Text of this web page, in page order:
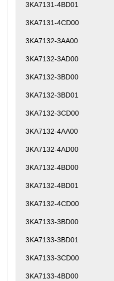
3KA7131-4BD01
3KA7131-4CD00
3KA7132-3AA00
3KA7132-3AD00
3KA7132-3BD00
3KA7132-3BD01
3KA7132-3CD00
3KA7132-4AA00
3KA7132-4AD00
3KA7132-4BD00
3KA7132-4BD01
3KA7132-4CD00
3KA7133-3BD00
3KA7133-3BD01
3KA7133-3CD00
3KA7133-4BD00